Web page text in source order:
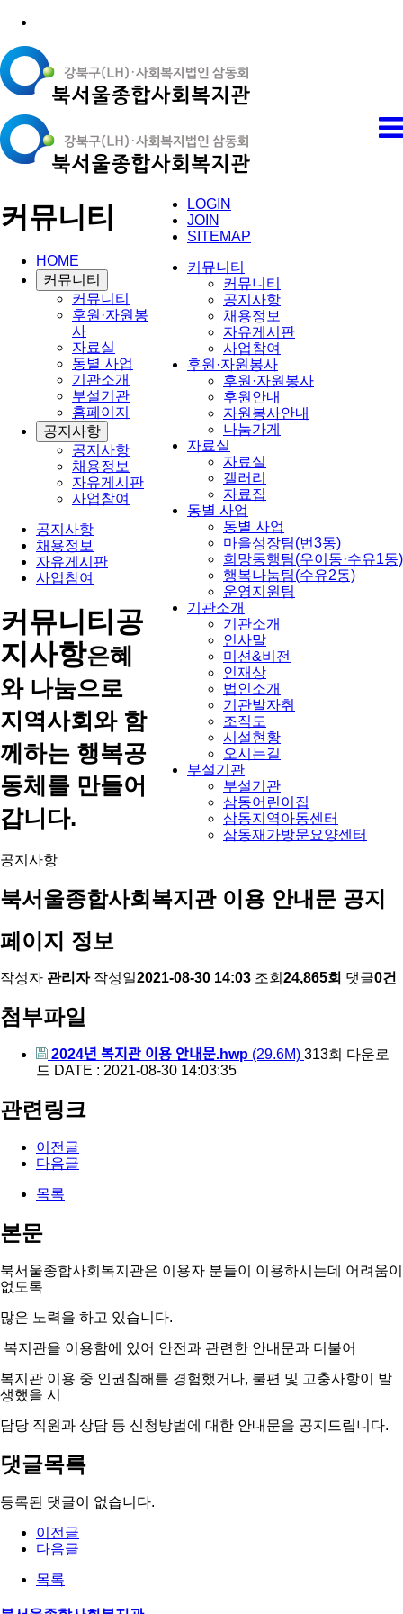
LOGIN
JOIN
SITEMAP
커뮤니티
커뮤니티
공지사항
채용정보
자유게시판
사업참여
후원·자원봉사
후원·자원봉사
후원안내
자원봉사안내
나눔가게
자료실
자료실
갤러리
자료집
동별 사업
동별 사업
마을성장팀(번3동)
희망동행팀(우이동·수유1동)
행복나눔팀(수유2동)
운영지원팀
기관소개
기관소개
인사말
미션&비전
인재상
법인소개
기관발자취
조직도
시설현황
오시는길
부설기관
부설기관
삼동어린이집
삼동지역아동센터
삼동재가방문요양센터
커뮤니티
HOME
커뮤니티
커뮤니티
후원·자원봉
사
자료실
동별 사업
기관소개
부설기관
홈페이지
공지사항
공지사항
채용정보
자유게시판
사업참여
공지사항
채용정보
자유게시판
사업참여
커뮤니티공
지사항은혜
와 나눔으로
지역사회와 함
께하는 행복공
동체를 만들어
갑니다.
공지사항
북서울종합사회복지관 이용 안내문 공지
페이지 정보
작성자 관리자 작성일2021-08-30 14:03 조회 24,865회 댓글0건
첨부파일
2024년 복지관 이용 안내문.hwp (29.6M) 313회 다운로
드 DATE : 2021-08-30 14:03:35
관련링크
이전글
다음글
목록
본문
북서울종합사회복지관은 이용자 분들이 이용하시는데 어려움이
없도록
많은 노력을 하고 있습니다.
복지관을 이용함에 있어 안전과 관련한 안내문과 더불어
복지관 이용 중 인권침해를 경험했거나, 불편 및 고충사항이 발
생했을 시
담당 직원과 상담 등 신청방법에 대한 안내문을 공지드립니다.
댓글목록
등록된 댓글이 없습니다.
이전글
다음글
목록